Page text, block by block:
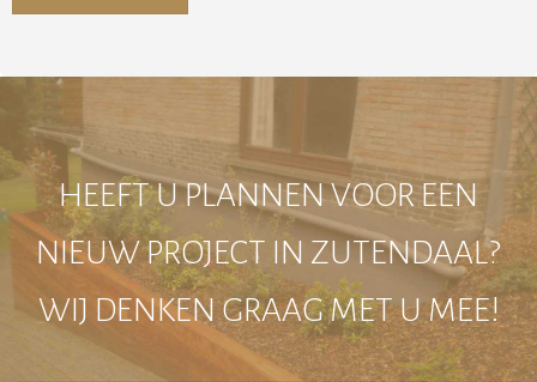
HEEFT U PLANNEN VOOR EEN
NIEUW PROJECT IN ZUTENDAAL?
WIJ DENKEN GRAAG MET U MEE!